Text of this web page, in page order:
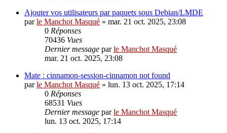
Ajouter vos utilisateurs par paquets sous Debian/LMDE
parle Manchot Masqué » mar. 21 oct. 2025, 23:08
0 Réponses
70436 Vues
Dernier message parle Manchot Masqué
mar. 21 oct. 2025, 23:08
Mate : cinnamon-session-cinnamon not found
parle Manchot Masqué » lun. 13 oct. 2025, 17:14
0 Réponses
68531 Vues
Dernier message parle Manchot Masqué
lun. 13 oct. 2025, 17:14